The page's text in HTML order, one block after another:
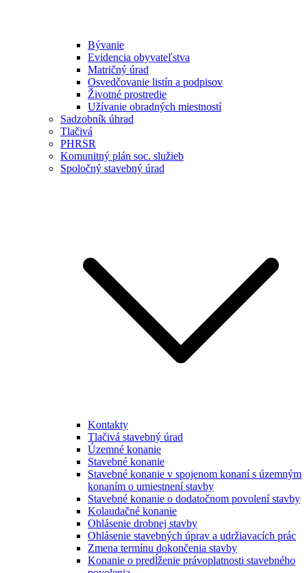
Bývanie
Evidencia obyvateľstva
Matričný úrad
Osvedčovanie listín a podpisov
Životné prostredie
Užívanie obradných miestností
Sadzobník úhrad
Tlačivá
PHRSR
Komunitný plán soc. služieb
Spoločný stavebný úrad
Kontakty
Tlačivá stavebný úrad
Územné konanie
Stavebné konanie
Stavebné konanie v spojenom konaní s územným
konaním o umiestnení stavby
Stavebné konanie o dodatočnom povolení stavby
Kolaudačné konanie
Ohlásenie drobnej stavby
Ohlásenie stavebných úprav a udržiavacích prác
Zmena termínu dokončenia stavby
Konanie o predĺženie právoplatnosti stavebného